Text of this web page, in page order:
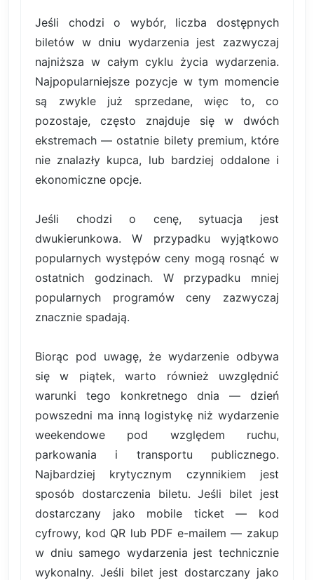
Jeśli chodzi o wybór, liczba dostępnych
biletów w dniu wydarzenia jest zazwyczaj
najniższa w całym cyklu życia wydarzenia.
Najpopularniejsze pozycje w tym momencie
są zwykle już sprzedane, więc to, co
pozostaje, często znajduje się w dwóch
ekstremach — ostatnie bilety premium, które
nie znalazły kupca, lub bardziej oddalone i
ekonomiczne opcje.
Jeśli chodzi o cenę, sytuacja jest
dwukierunkowa. W przypadku wyjątkowo
popularnych występów ceny mogą rosnąć w
ostatnich godzinach. W przypadku mniej
popularnych programów ceny zazwyczaj
znacznie spadają.
Biorąc pod uwagę, że wydarzenie odbywa
się w piątek, warto również uwzględnić
warunki tego konkretnego dnia — dzień
powszedni ma inną logistykę niż wydarzenie
weekendowe pod względem ruchu,
parkowania i transportu publicznego.
Najbardziej krytycznym czynnikiem jest
sposób dostarczenia biletu. Jeśli bilet jest
dostarczany jako mobile ticket — kod
cyfrowy, kod QR lub PDF e-mailem — zakup
w dniu samego wydarzenia jest technicznie
wykonalny. Jeśli bilet jest dostarczany jako